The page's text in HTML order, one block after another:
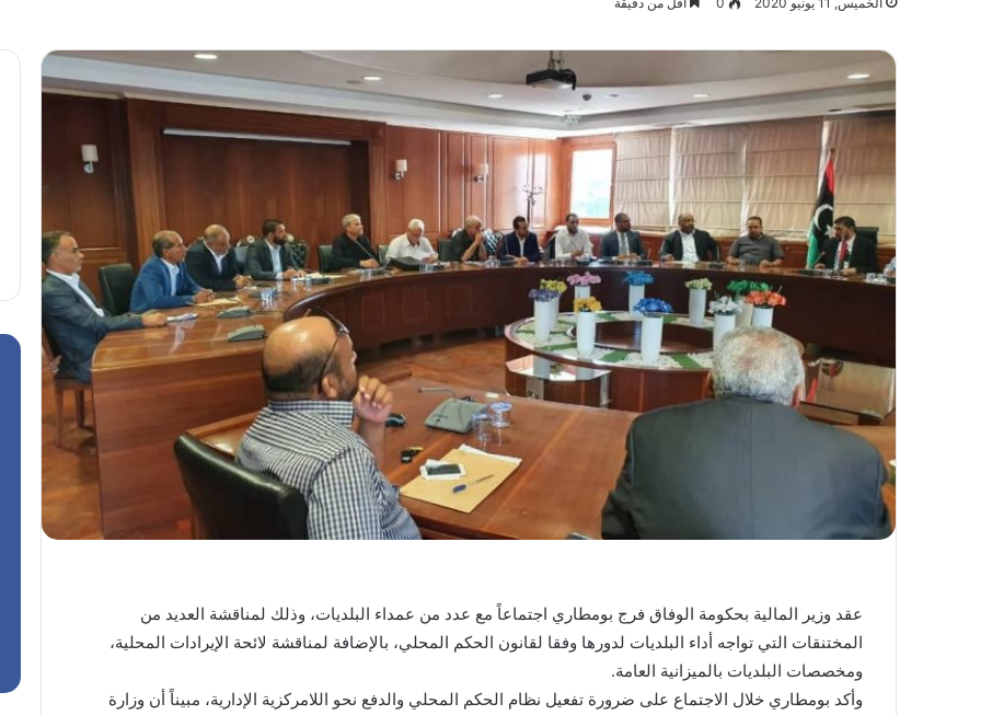
عقد وزير المالية بحكومة الوفاق فرج بومطاري اجتماعاً مع عدد من عمداء البلديات، وذلك لمناقشة العديد من
المختنقات التي تواجه أداء البلديات لدورها وفقا لقانون الحكم المحلي، بالإضافة لمناقشة لائحة الإيرادات المحلية،
ومخصصات البلديات بالميزانية العامة.
وأكد بومطاري خلال الاجتماع على ضرورة تفعيل نظام الحكم المحلي والدفع نحو اللامركزية الإدارية، مبيناً أن وزارة